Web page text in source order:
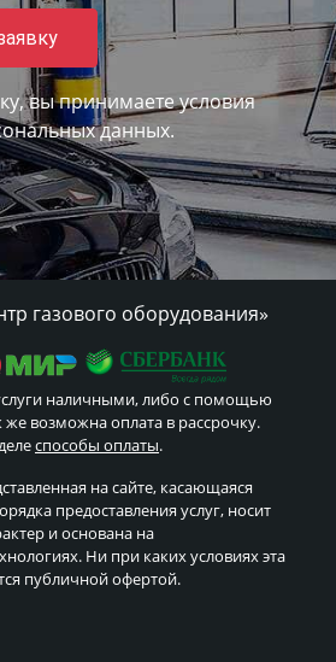
вы принимаетеусловия
данных.
газового оборудования»
наличными, либо с помощью
же возможна оплата в рассрочку.
способы оплаты.
на сайте, касающаяся
предоставления услуг, носит
и основана на
Ни при каких условиях эта
публичной офертой.